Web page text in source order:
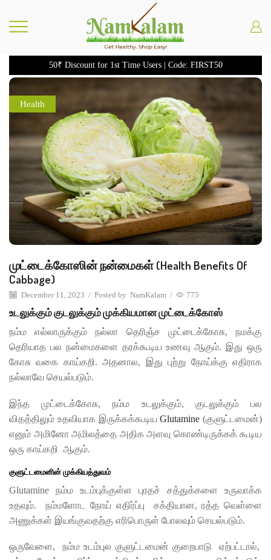
50₹ Discount for 1st Time Users | Code: FIRST50
Health
முட்டைக்கோஸின் நன்மைகள் (Health Benefits Of
Cabbage)
December 11, 2023 / Posted by NamKalam / 775
உடலுக்கும் குடலுக்கும் முக்கியமான முட்டைக்கோஸ்
நம்ம எல்லாருக்கும் நல்லா தெரிஞ்ச முட்டைக்கோசு, நமக்கு
தெரியாத பல நன்மைகளை தரக்கூடிய உணவு ஆகும். இது ஒரு
கோசு வகை காய்கறி. அதனால, இது புற்று நோய்க்கு எதிராக
நல்லாவே செயல்படும்.
இந்த முட்டைக்கோசு, நம்ம உடலுக்கும், குடலுக்கும் பல
விதத்திலும் உதவியாக இருக்கக்கூடியGlutamine (குளுட்டமைன்)
எனும் அமினோ அமிலத்தை அதிக அளவு கொண்டிருக்கக் கூடிய
ஒரு காய்கறி ஆகும்.
குளுட்டமைனின் முக்கியத்துவம்
Glutamine நம்ம உடம்புக்குள்ள புரதச் சத்துக்களை உருவாக்க
உதவும். நம்மளோட நோய் எதிர்ப்பு சக்தியான, ரத்த வெள்ளை
அணுக்கள் இயங்குவதற்கு எரிபொருள் போலவும் செயல்படும்.
ஒருவேளை, நம்ம உடம்புல குளுட்டமைன் குறைபாடு ஏற்பட்டால்,